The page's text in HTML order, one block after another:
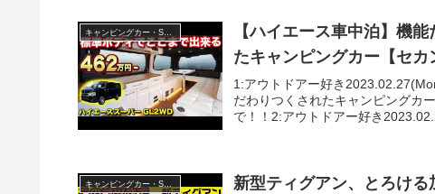
【ハイエース車中泊】機
たキャンピングカー【セカ
1:アウトドアー好き
だわりつくされたキャンピングカ
で！！2:アウトドアー好き
キャンピングカー・SUV人気車種 新型ティグアン、とろける